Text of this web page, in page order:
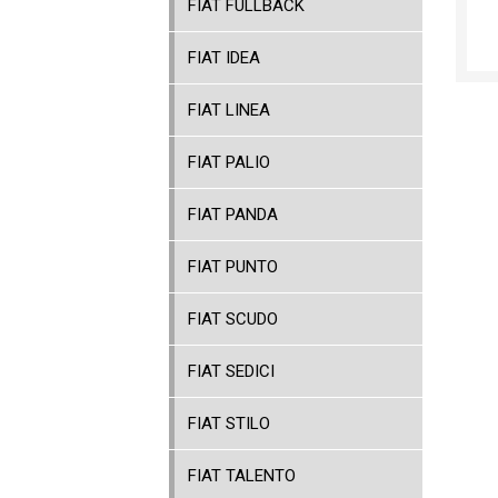
FIAT FULLBACK
FIAT IDEA
FIAT LINEA
FIAT PALIO
FIAT PANDA
FIAT PUNTO
FIAT SCUDO
FIAT SEDICI
FIAT STILO
FIAT TALENTO